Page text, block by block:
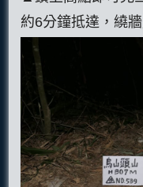
約6分鐘抵達，繞